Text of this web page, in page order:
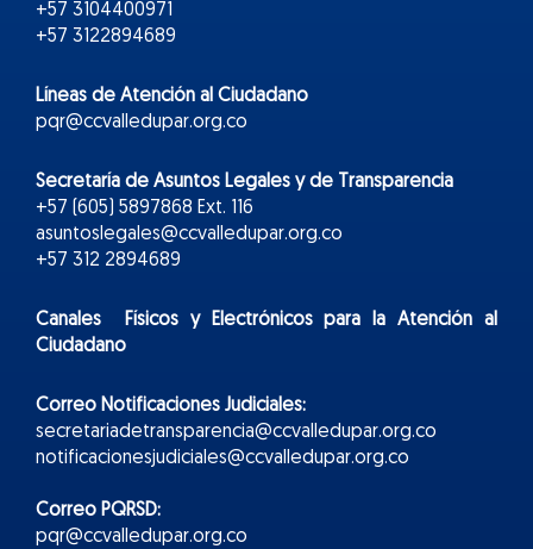
+57 3104400971
+57 3122894689
Líneas de Atención al Ciudadano
pqr@ccvalledupar.org.co
Secretaría de Asuntos Legales y de Transparencia
+57 (605) 5897868 Ext. 116
asuntoslegales@ccvalledupar.org.co
+57 312 2894689
Canales Físicos yElectrónicospara la Atención al
Ciudadano
Correo Notificaciones Judiciales:
secretariadetransparencia@ccvalledupar.org.co
notificacionesjudiciales@ccvalledupar.org.co
Correo PQRSD:
pqr@ccvalledupar.org.co